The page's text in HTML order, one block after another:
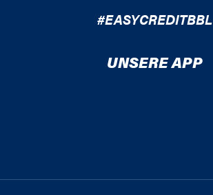
#EASYCREDITBBL
UNSERE APP